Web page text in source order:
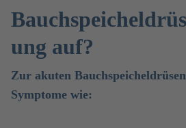
ung auf?
Zur akuten
Symptome wie: